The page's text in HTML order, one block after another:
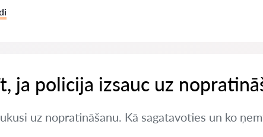
ja policija izsauc uz
uz nopratināšanu. Kā sagatavoties un ko